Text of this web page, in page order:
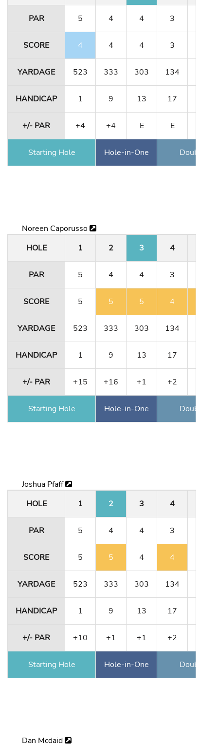
PAR 5 4 4 3
SCORE 4 4 4 3
YARDAGE 523 333 303 134
HANDICAP 1 9 13 17
+/- PAR +4 +4 E E
Starting Hole Hole-in-One Double
Noreen Caporusso
HOLE
1 2 3 4
PAR 5 4 4 3
SCORE 5 5 5 4
YARDAGE 523 333 303 134
HANDICAP 1 9 13 17
+/- PAR +15 +16 +1 +2
Starting Hole Hole-in-One Double
Joshua Pfaff
HOLE
1 2 3 4
PAR 5 4 4 3
SCORE 5 5 4 4
YARDAGE 523 333 303 134
HANDICAP 1 9 13 17
+/- PAR +10 +1 +1 +2
Starting Hole Hole-in-One Double
Dan Mcdaid